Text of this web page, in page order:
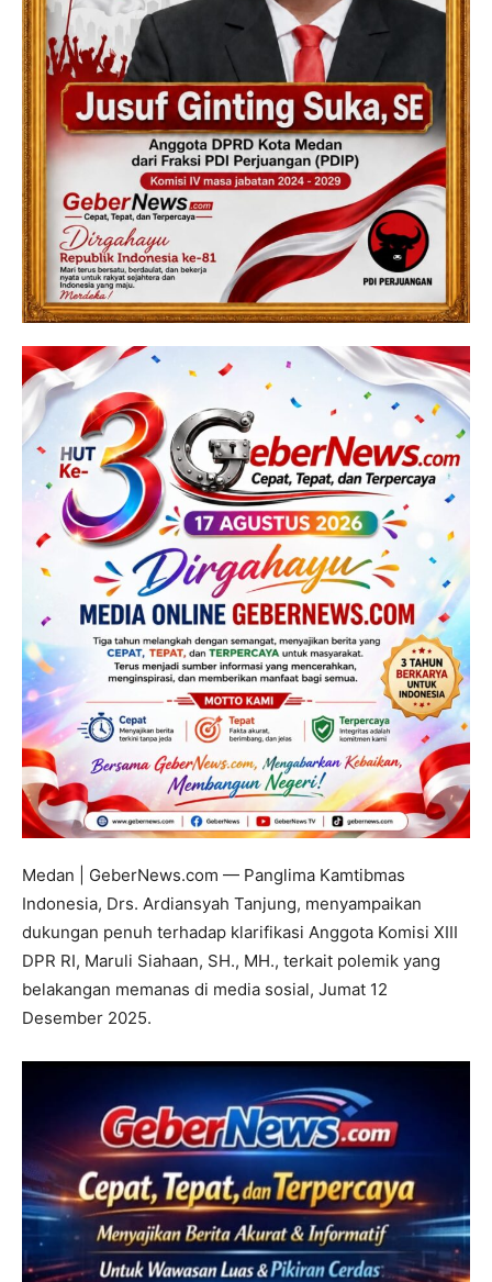
Medan | GeberNews.com — Panglima Kamtibmas
Indonesia, Drs. Ardiansyah Tanjung, menyampaikan
dukungan penuh terhadap klarifikasi Anggota Komisi XIII
DPR RI, Maruli Siahaan, SH., MH., terkait polemik yang
belakangan memanas di media sosial, Jumat 12
Desember 2025.